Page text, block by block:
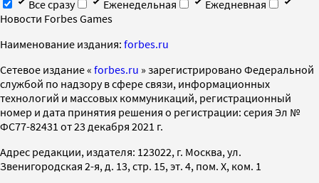
Все сразу
Еженедельная
Ежедневная
Новости Forbes Games
Наименование издания: forbes.ru
Cетевое издание « forbes.ru » зарегистрировано Федеральной
службой по надзору в сфере связи, информационных
технологий и массовых коммуникаций, регистрационный
номер и дата принятия решения о регистрации: серия Эл №
ФС77-82431 от 23 декабря 2021 г.
Адрес редакции, издателя: 123022, г. Москва, ул.
Звенигородская 2-я, д. 13, стр. 15, эт. 4, пом. X, ком. 1